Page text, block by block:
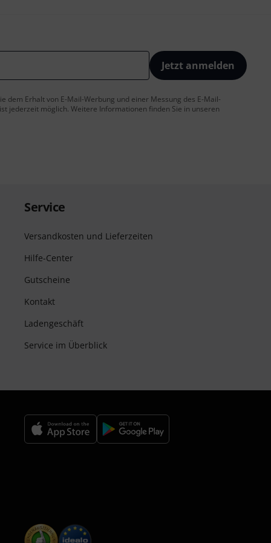
Jetzt anmelden
dem Erhalt von E-Mail-Werbung und einer Messung des E-Mail-
jederzeit möglich. Weitere Informationen finden Sie in unseren
Service
Versandkosten und Lieferzeiten
Hilfe-Center
Gutscheine
Kontakt
Ladengeschäft
Service im Überblick